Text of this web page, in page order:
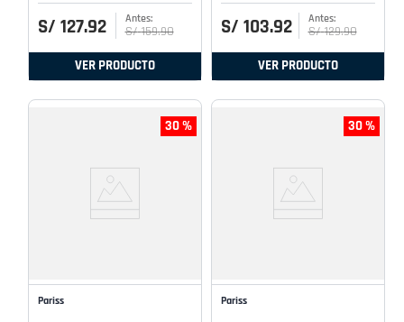
S/ 127.92 S/ 159.90
VER PRODUCTO
S/ 103.92 S/ 129.90
VER PRODUCTO
30 %
Pariss
30 %
Pariss